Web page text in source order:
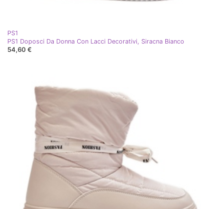
PS1
PS1 Doposci Da Donna Con Lacci Decorativi, Siracna Bianco
54,60 €